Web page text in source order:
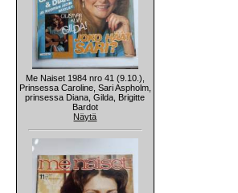
Me Naiset 1984 nro 41 (9.10.),
Prinsessa Caroline, Sari Aspholm,
prinsessa Diana, Gilda, Brigitte
Bardot
Näytä